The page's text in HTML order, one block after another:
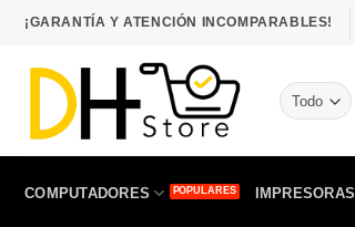
Saltar
contenido
¡GARANTÍA Y ATENCIÓN INCOMPARABLES!
COMPUTADORES IMPRESORAS